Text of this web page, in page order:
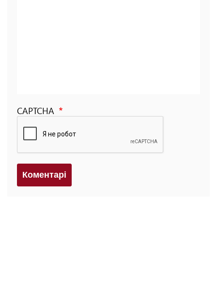
CAPTCHA
Коментарi